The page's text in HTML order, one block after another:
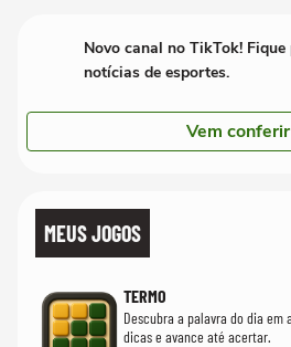
Novo canal no TikTok!
notícias de esportes.
Vem conferir
MEUS JOGOS
TERMO
Descubra a palavra do dia em
dicas e avance até acertar.